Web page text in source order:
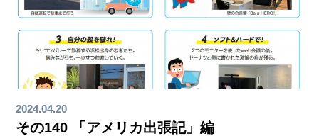
2024.04.20
その140 「アメリカ出張記」編